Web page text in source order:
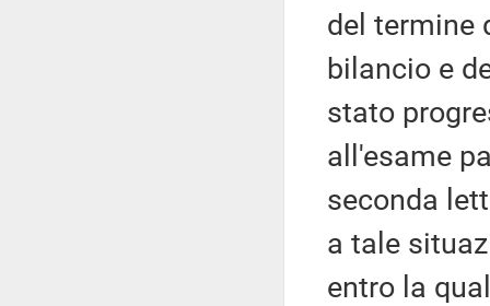
del termine
bilancio e
stato
all'esame
seconda
a tale
entro la